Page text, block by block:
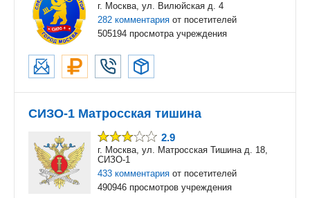
г. Москва, ул. Вилюйская д. 4
282 комментария от посетителей
505194 просмотра учреждения
СИЗО-1 Матросская тишина
2.9
г. Москва, ул. Матросская Тишина д. 18,
СИЗО-1
433 комментария от посетителей
490946 просмотров учреждения